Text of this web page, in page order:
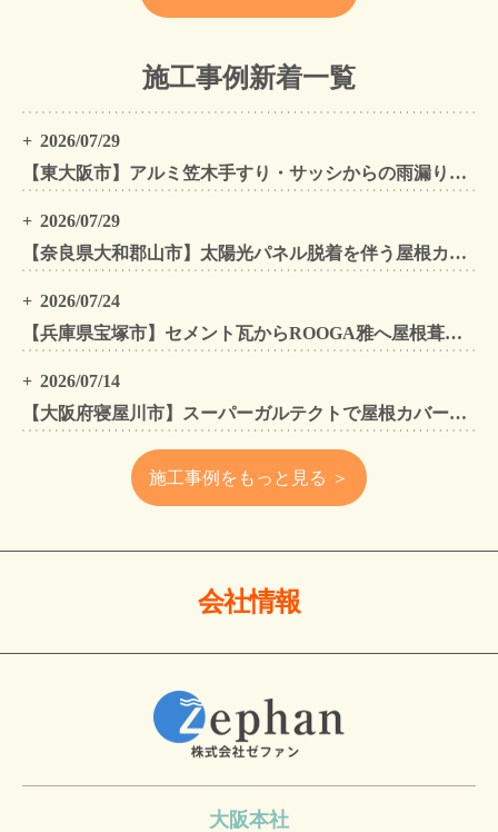
施工事例新着一覧
2026/07/29
【東大阪市】アルミ笠木手すり・サッシからの雨漏りを解消｜外壁金属サイディングカバー工法
2026/07/29
【奈良県大和郡山市】太陽光パネル脱着を伴う屋根カバー工法・外壁カバー工法・外壁塗装工事｜スーパーガルテクト施工事例
2026/07/24
【兵庫県宝塚市】セメント瓦からROOGA雅へ屋根葺き替え モダングレーで軽量化・外壁塗装も同時施工
2026/07/14
【大阪府寝屋川市】スーパーガルテクトで屋根カバー工法・外壁塗装・雨樋工事｜住まいをトータルリフォームした施工事例
施工事例をもっと見る ＞
会社情報
大阪本社